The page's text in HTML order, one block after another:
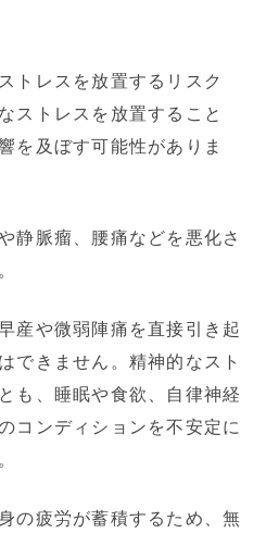
トレスを放置するリスク
ストレスを放置すること
を及ぼす可能性がありま
静脈瘤、腰痛などを悪化さ
産や微弱陣痛を直接引き起
できません。精神的なスト
も、睡眠や食欲、自律神経
コンディションを不安定に
の疲労が蓄積するため、無